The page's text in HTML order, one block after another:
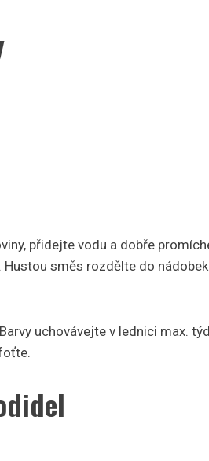
přidejte vodu a dobře
směs rozdělte do
uchovávejte v lednici max.